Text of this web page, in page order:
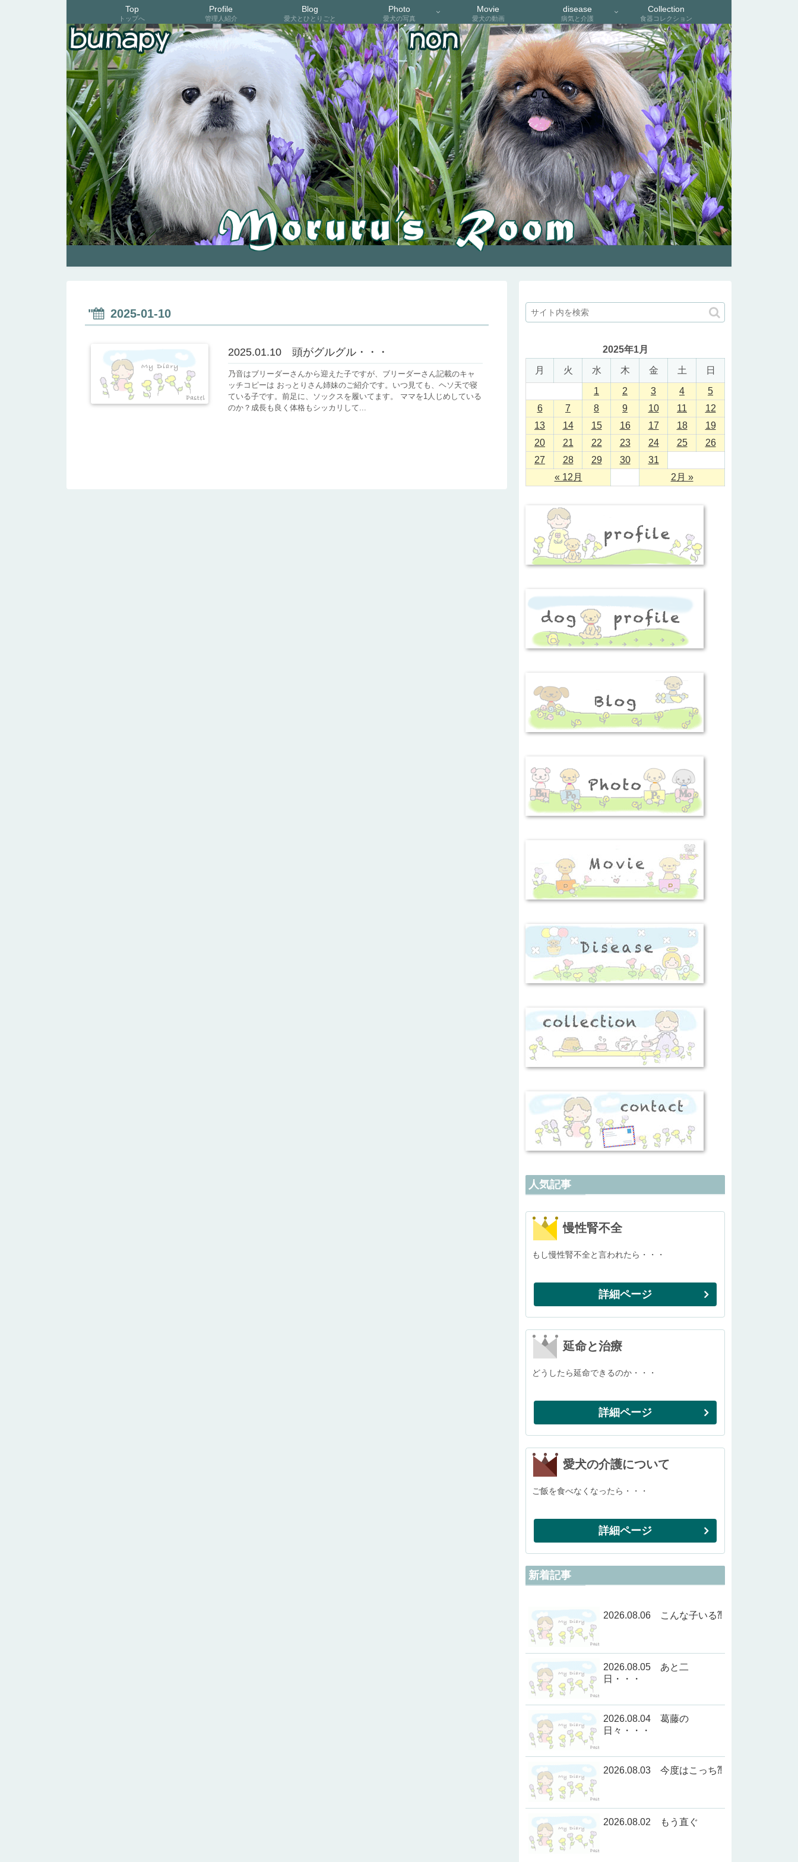
Top
トップへ
Profile
管理人紹介
Blog
愛犬とひとりごと
Photo
愛犬の写真
Movie
愛犬の動画
disease
病気と介護
Collection
食器コレクション
" 2025-01-10
2025.01.10 頭がグルグル・・・
乃音はブリーダーさんから迎えた子ですが、ブリーダーさん記載のキャ
ッチコピーは おっとりさん姉妹のご紹介です。いつ見ても、ヘソ天で寝
ている子です。前足に、ソックスを履いてます。 ママを1人じめしている
のか？成長も良く体格もシッカリして...
2025年1月
月 火 水 木 金 土 日
« 12月 2月 »
1 2 3 4
5
6
7 8 9 10 11
12
13
14 15 16 17 18
19
20
21 22 23 24 25
26
27
28 29 30 31
人気記事
慢性腎不全
もし慢性腎不全と言われたら・・・
詳細ページ
延命と治療
どうしたら延命できるのか・・・
詳細ページ
愛犬の介護について
ご飯を食べなくなったら・・・
詳細ページ
新着記事
2026.08.06 こんな子いる⁈
2026.08.05 あと二
日・・・
2026.08.04 葛藤の
日々・・・
2026.08.03 今度はこっち⁈
2026.08.02 もう直ぐ